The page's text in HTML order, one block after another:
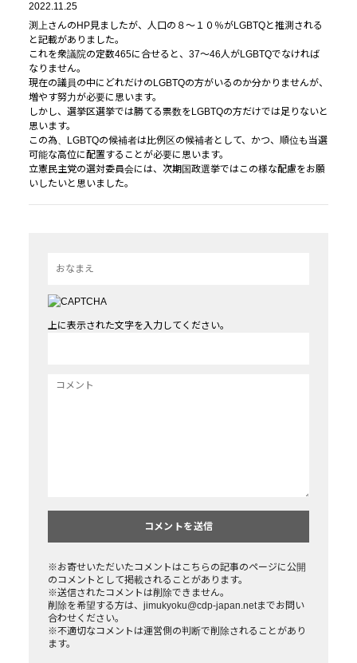
2022.11.25
渕上さんのHP見ましたが、人口の８～１０％がLGBTQと推測される
と記載がありました。
これを衆議院の定数465に合せると、37～46人がLGBTQでなければ
なりません。
現在の議員の中にどれだけのLGBTQの方がいるのか分かりませんが、
増やす努力が必要に思います。
しかし、選挙区選挙では勝てる票数をLGBTQの方だけでは足りないと
思います。
この為、LGBTQの候補者は比例区の候補者として、かつ、順位も当選
可能な高位に配置することが必要に思います。
立憲民主党の選対委員会には、次期国政選挙ではこの様な配慮をお願
いしたいと思いました。
上に表示された文字を入力してください。
※お寄せいただいたコメントはこちらの記事のページに公開
のコメントとして掲載されることがあります。
※送信されたコメントは削除できません。
削除を希望する方は、jimukyoku@cdp-japan.netまでお問い
合わせください。
※不適切なコメントは運営側の判断で削除されることがあり
ます。